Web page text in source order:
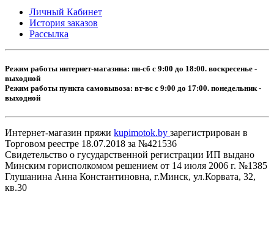
Личный Кабинет
История заказов
Рассылка
Режим работы интернет-магазина: пн-сб с 9:00 до 18:00. воскресенье -
выходной
Режим работы пункта самовывоза: вт-вс с 9:00 до 17:00. понедельник -
выходной
Интернет-магазин пряжи kupimotok.by зарегистрирован в
Торговом реестре 18.07.2018 за №421536
Свидетельство о гусударственной регистрации ИП выдано
Минским горисполкомом решением от 14 июля 2006 г. №1385
Глушанина Анна Константиновна, г.Минск, ул.Корвата, 32,
кв.30